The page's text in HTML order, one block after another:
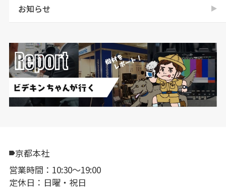
お知らせ
京都本社
営業時間：10:30〜19:00
定休日：日曜・祝日